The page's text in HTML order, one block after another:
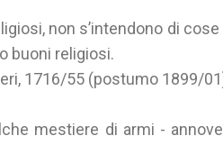
non s’intendono di
buoni religiosi.
1716/55 (postumo 1899/
mestiere di armi -